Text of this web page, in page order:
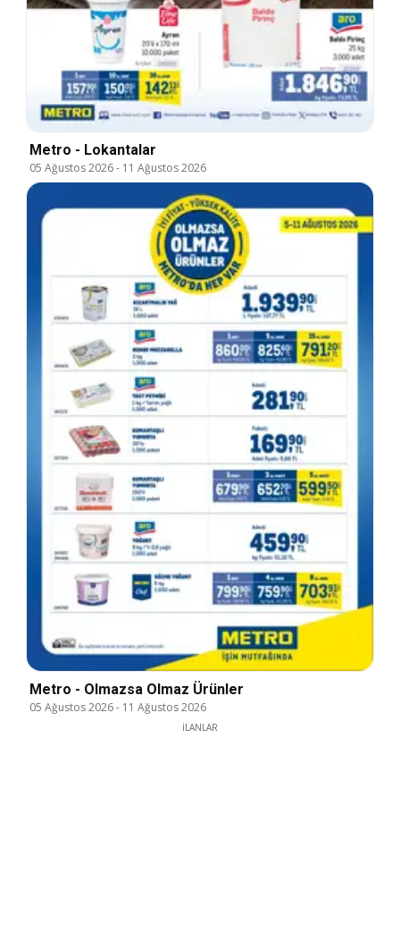
Metro - Lokantalar
05 Ağustos 2026- 11 Ağustos 2026
Metro - Olmazsa Olmaz Ürünler
05 Ağustos 2026- 11 Ağustos 2026
İLANLAR